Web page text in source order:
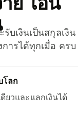
บเงินเป็นสกุลเงิน
ารได้ทุกเมื่อ ครบ
โลก
ยวและแลกเงินได้